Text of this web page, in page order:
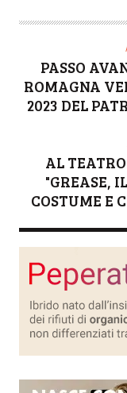
PASSO
ROMAGNA
2023 DEL
AL
"GREASE,
COSTUME E